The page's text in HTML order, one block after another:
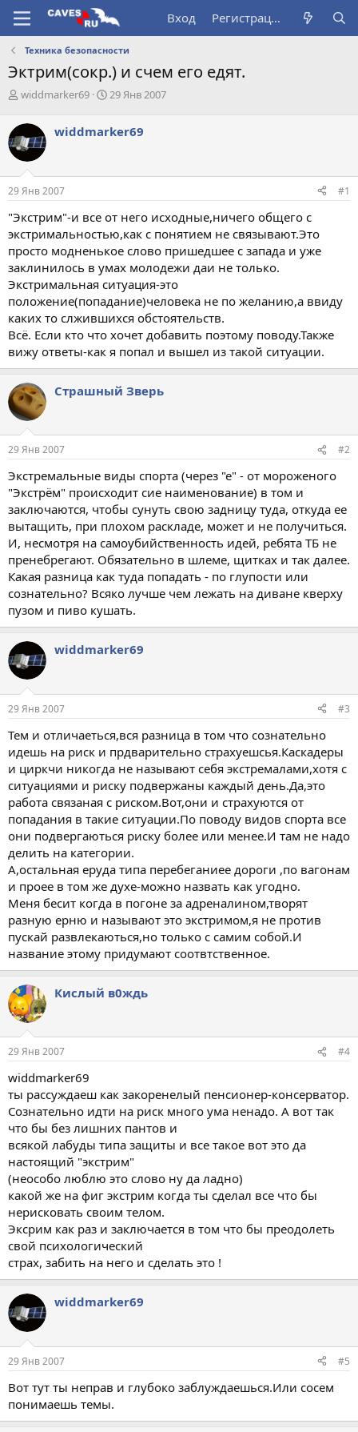
Вход Регистрация
Техника безопасности
Эктрим(сокр.) и счем его едят.
А
т
о
р
т
е
м
widdmarker69
Д
а
ч
а
29 Янв 2007
widdmarker69
29 Янв 2007 #1
"Экстрим"-и все от него исходные,ничего общего с
экстримальностью,как с понятием не связывают.Это
просто модненькое слово пришедшее с запада и уже
заклинилось в умах молодежи даи не только.
Экстримальная ситуация-это
положение(попадание)человека не по желанию,а ввиду
каких то слжившихся обстоятельств.
Всё. Если кто что хочет добавить поэтому поводу.Также
вижу ответы-как я попал и вышел из такой ситуации.
Страшный Зверь
29 Янв 2007 #2
Экстремальные виды спорта (через "е" - от мороженого
"Экстрём" происходит сие наименование) в том и
заключаются, чтобы сунуть свою задницу туда, откуда ее
вытащить, при плохом раскладе, может и не получиться.
И, несмотря на самоубийственность идей, ребята ТБ не
пренебрегают. Обязательно в шлеме, щитках и так далее.
Какая разница как туда попадать - по глупости или
сознательно? Всяко лучше чем лежать на диване кверху
пузом и пиво кушать.
widdmarker69
29 Янв 2007 #3
Тем и отличаеться,вся разница в том что сознательно
идешь на риск и прдварительно страхуешсья.Каскадеры
и циркчи никогда не называют себя экстремалами,хотя с
ситуациями и риску подвержаны каждый день.Да,это
работа связаная с риском.Вот,они и страхуются от
попадания в такие ситуации.По поводу видов спорта все
они подвергаються риску более или менее.И там не надо
делить на категории.
А,остальная еруда типа перебеганиее дороги ,по вагонам
и проее в том же духе-можно назвать как угодно.
Меня бесит когда в погоне за адреналином,творят
разную ерню и называют это экстримом,я не против
пускай развлекаються,но только с самим собой.И
название этому придумают соотвтственное.
Кислый в0ждь
29 Янв 2007 #4
widdmarker69
ты рассуждаеш как закоренелый пенсионер-консерватор.
Сознательно идти на риск много ума ненадо. А вот так
что бы без лишних пантов и
всякой лабуды типа защиты и все такое вот это да
настоящий "экстрим"
(неособо люблю это слово ну да ладно)
какой же на фиг экстрим когда ты сделал все что бы
нерисковать своим телом.
Эксрим как раз и заключается в том что бы преодолеть
свой психологический
страх, забить на него и сделать это !
widdmarker69
29 Янв 2007 #5
Вот тут ты неправ и глубоко заблуждаешься.Или сосем
понимаешь темы.